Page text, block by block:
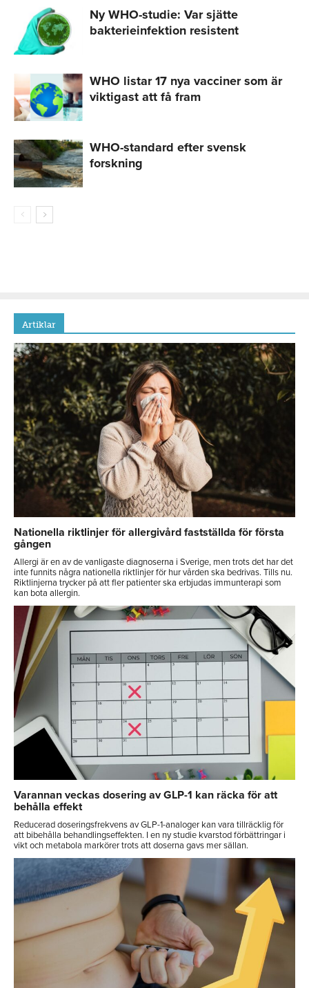
Ny WHO-studie: Var sjätte
bakterieinfektion resistent
WHO listar 17 nya vacciner som är
viktigast att få fram
WHO-standard efter svensk
forskning
Artiklar
Nationella riktlinjer för allergivård fastställda för första
gången
Allergi är en av de vanligaste diagnoserna i Sverige, men trots det har det
inte funnits några nationella riktlinjer för hur vården ska bedrivas. Tills nu.
Riktlinjerna trycker på att fler patienter ska erbjudas immunterapi som
kan bota allergin.
Varannan veckas dosering av GLP-1 kan räcka för att
behålla effekt
Reducerad doseringsfrekvens av GLP-1-analoger kan vara tillräcklig för
att bibehålla behandlingseffekten. I en ny studie kvarstod förbättringar i
vikt och metabola markörer trots att doserna gavs mer sällan.